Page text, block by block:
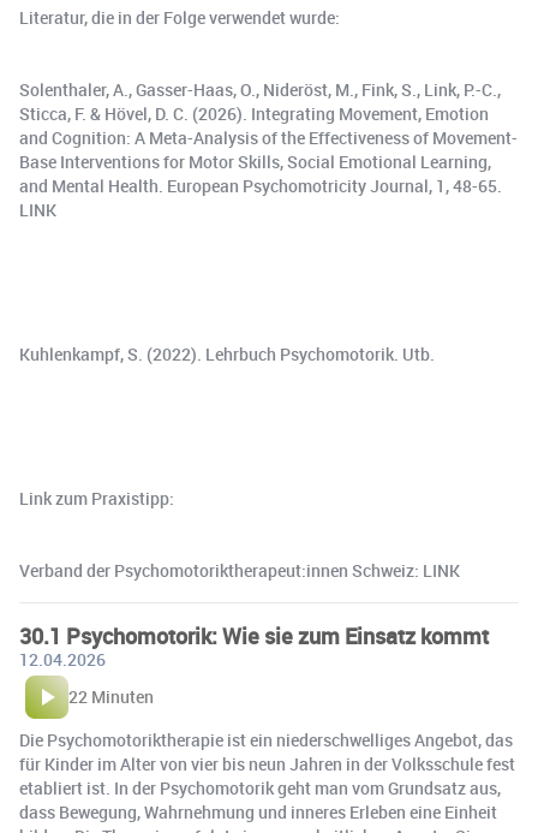
Literatur, die in der Folge verwendet wurde:
Solenthaler, A., Gasser-Haas, O., Nideröst, M., Fink, S., Link, P.-C.,
Sticca, F. & Hövel, D. C. (2026). Integrating Movement, Emotion
and Cognition: A Meta-Analysis of the Effectiveness of Movement-
Base Interventions for Motor Skills, Social Emotional Learning,
and Mental Health. European Psychomotricity Journal, 1, 48-65.
LINK
Kuhlenkampf, S. (2022). Lehrbuch Psychomotorik. Utb.
Link zum Praxistipp:
Verband der Psychomotoriktherapeut:innen Schweiz: LINK
30.1 Psychomotorik: Wie sie zum Einsatz kommt
12.04.2026
22 Minuten
Die Psychomotoriktherapie ist ein niederschwelliges Angebot, das
für Kinder im Alter von vier bis neun Jahren in der Volksschule fest
etabliert ist. In der Psychomotorik geht man vom Grundsatz aus,
dass Bewegung, Wahrnehmung und inneres Erleben eine Einheit